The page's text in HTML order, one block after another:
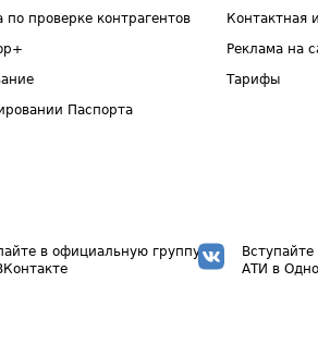
по проверке контрагентов
Паспорта
Контактная
Реклама на
Тарифы
в официальную группу
АТИ в